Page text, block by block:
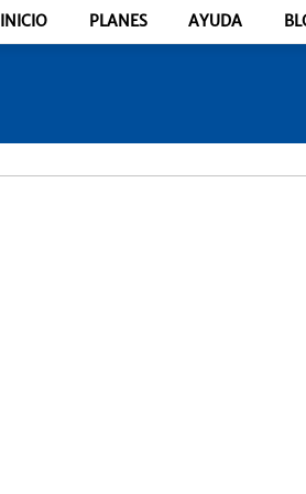
INICIO PLANES AYUDA